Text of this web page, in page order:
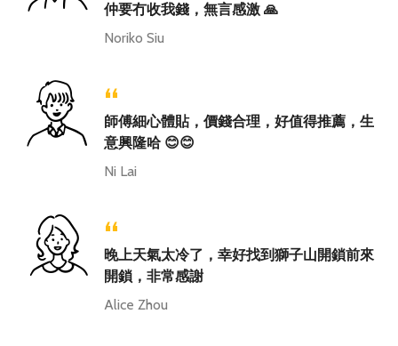
仲要冇收我錢，無言感激 🙏
Noriko Siu
“
師傅細心體貼，價錢合理，好值得推薦，生
意興隆哈 😊😊
Ni Lai
“
晚上天氣太冷了，幸好找到獅子山開鎖前來
開鎖，非常感謝
Alice Zhou